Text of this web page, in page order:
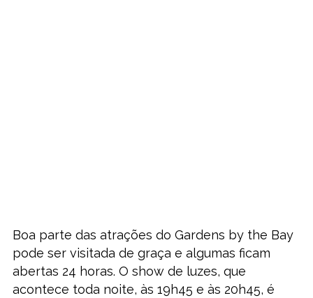
Boa parte das atrações do Gardens by the Bay
pode ser visitada de graça e algumas ficam
abertas 24 horas. O show de luzes, que
acontece toda noite, às 19h45 e às 20h45, é